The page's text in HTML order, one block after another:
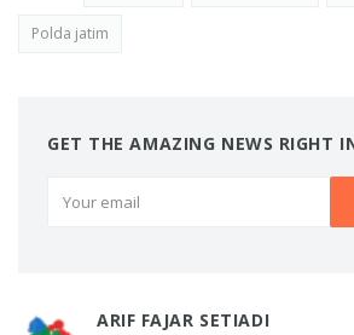
Polda jatim
GET THE AMAZING NEWS RIGHT
ARIF FAJAR SETIADI